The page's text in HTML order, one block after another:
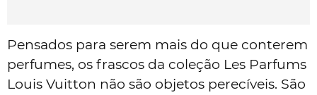
Pensados para serem mais do que conterem
perfumes, os frascos da coleção Les Parfums
Louis Vuitton não são objetos perecíveis. São